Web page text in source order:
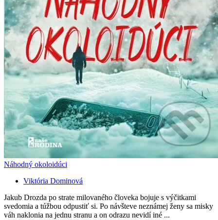
Náhodný okoloidúci
Viktória Dominová
Jakub Drozda po strate milovaného človeka bojuje s výčitkami
svedomia a túžbou odpustiť si. Po návšteve neznámej ženy sa misky
váh naklonia na jednu stranu a on odrazu nevidí iné ...